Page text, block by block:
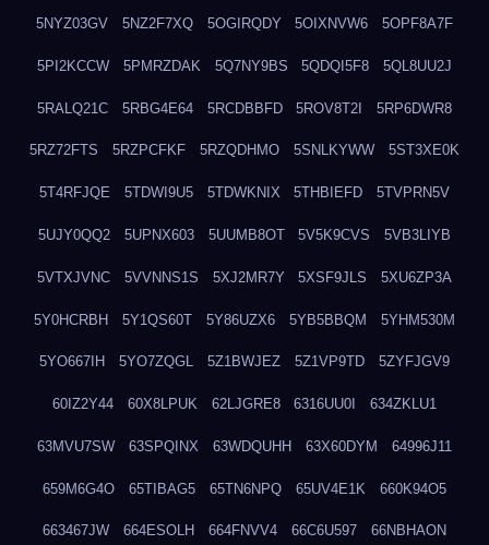
5NYZ03GV 5NZ2F7XQ 5OGIRQDY 5OIXNVW6 5OPF8A7F
5PI2KCCW 5PMRZDAK 5Q7NY9BS 5QDQI5F8 5QL8UU2J
5RALQ21C 5RBG4E64 5RCDBBFD 5ROV8T2I 5RP6DWR8
5RZ72FTS 5RZPCFKF 5RZQDHMO 5SNLKYWW 5ST3XE0K
5T4RFJQE 5TDWI9U5 5TDWKNIX 5THBIEFD 5TVPRN5V
5UJY0QQ2 5UPNX603 5UUMB8OT 5V5K9CVS 5VB3LIYB
5VTXJVNC 5VVNNS1S 5XJ2MR7Y 5XSF9JLS 5XU6ZP3A
5Y0HCRBH 5Y1QS60T 5Y86UZX6 5YB5BBQM 5YHM530M
5YO667IH 5YO7ZQGL 5Z1BWJEZ 5Z1VP9TD 5ZYFJGV9
60IZ2Y44 60X8LPUK 62LJGRE8 6316UU0I 634ZKLU1
63MVU7SW 63SPQINX 63WDQUHH 63X60DYM 64996J11
659M6G4O 65TIBAG5 65TN6NPQ 65UV4E1K 660K94O5
663467JW 664ESOLH 664FNVV4 66C6U597 66NBHAON